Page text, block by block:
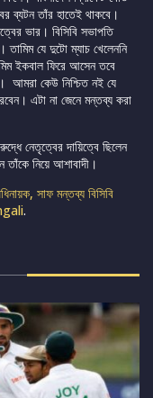
ব্যটন তাঁর হাতেই থাকবে।
ভার। বিসিবি সভাপতি
তামিম যে দুটো ম্যাচ খেলেননি
ইকবাল ফিরে আসেন তবে
আমরা কেউ নিশ্চিত নই যে
এটা না জেনে মন্তব্য করা
নেতৃত্বের দায়িত্বে ছিলেন
নিয়ে আশাবাদী।
সাফ মন্তব্য বিসিবি
.